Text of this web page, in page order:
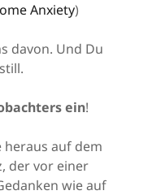
Anxiety)
davon. Und Du
ein!
heraus auf dem
der vor einer
wie auf